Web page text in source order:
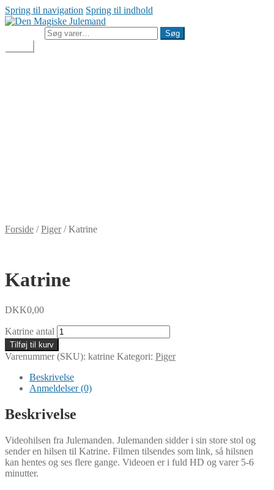
Spring til navigation Spring til indhold
Søg
Forside /Piger/Katrine
Katrine
DKK0,00
Katrine antal
Tilføj til kurv
Varenummer (SKU): katrine Kategori: Piger
Beskrivelse
Anmeldelser (0)
Beskrivelse
Videohilsen fra Julemanden. Julemanden sidder i sin store stol og
sender en hilsen til Katrine. Filmen tilsendes som link, så hilsnen
kan hentes og ses flere gange. Videoen er i fuld HD og varer 5-6
minutter.